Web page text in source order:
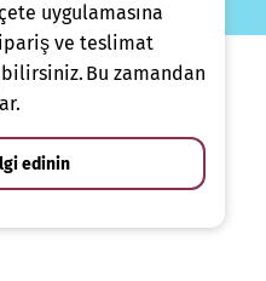
uygulamasına
ve teslimat
Bu zamandan
edinin